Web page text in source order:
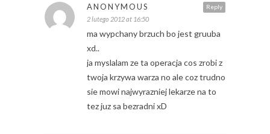
Reply
ANONYMOUS
2 lutego 2012 at 16:50
ma wypchany brzuch bo jest gruuba
xd..
ja myslalam ze ta operacja cos zrobi z
twoja krzywa warza no ale coz trudno
sie mowi najwyrazniej lekarze na to
tez juz sa bezradni xD